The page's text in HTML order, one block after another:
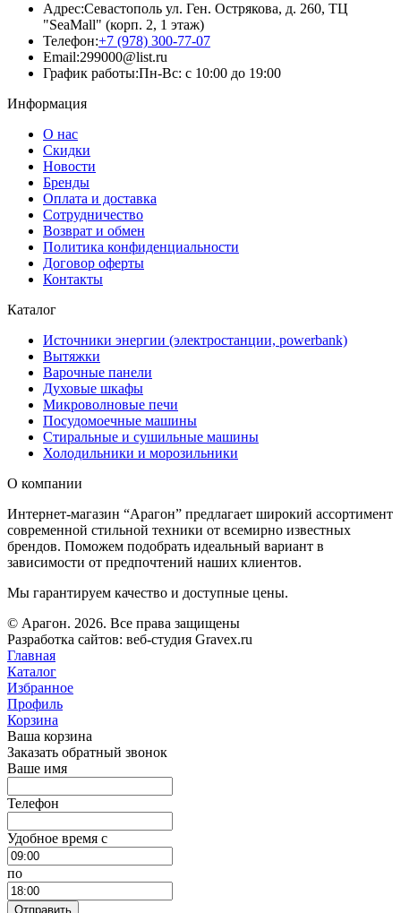
Адрес:Севастополь ул. Ген. Острякова, д. 260, ТЦ
"SeaMall" (корп. 2, 1 этаж)
Телефон:+7 (978) 300-77-07
Email:299000@list.ru
График работы:Пн-Вс: с 10:00 до 19:00
Информация
О нас
Скидки
Новости
Бренды
Оплата и доставка
Сотрудничество
Возврат и обмен
Политика конфиденциальности
Договор оферты
Контакты
Каталог
Источники энергии (электростанции, powerbank)
Вытяжки
Варочные панели
Духовые шкафы
Микроволновые печи
Посудомоечные машины
Стиральные и сушильные машины
Холодильники и морозильники
О компании
Интернет-магазин “Арагон” предлагает широкий ассортимент
современной стильной техники от всемирно известных
брендов. Поможем подобрать идеальный вариант в
зависимости от предпочтений наших клиентов.
Мы гарантируем качество и доступные цены.
© Арагон. 2026. Все права защищены
Разработка сайтов: веб-студия Gravex.ru
Главная
Каталог
Избранное
Профиль
Корзина
Ваша корзина
Заказать обратный звонок
Ваше имя
Телефон
Удобное время c
по
Отправить